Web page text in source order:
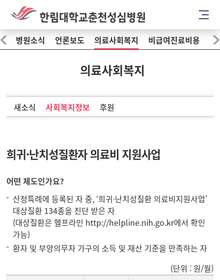
병원소식 언론보도 의료사회복지 비급여진료비용
의료사회복지
새소식 사회복지정보 후원
희귀·난치성질환자 의료비 지원사업
어떤 제도인가요?
산정특례에 등록된 자 중, ‘희귀·난치성질환 의료비지원사업’
대상질환 134종을 진단 받은 자
(대상질환은 헬프라인 http://helpline.nih.go.kr에서 확인
가능)
환자 및 부양의무자 가구의 소득 및 재산 기준을 만족하는 자
(단위 : 원/월)